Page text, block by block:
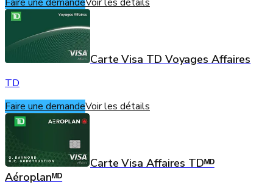
Carte Visa TD Voyages Affaires
TD
Faire une demandeVoir les détails
Carte Visa Affaires TDᴹᴰ
Aéroplanᴹᴰ